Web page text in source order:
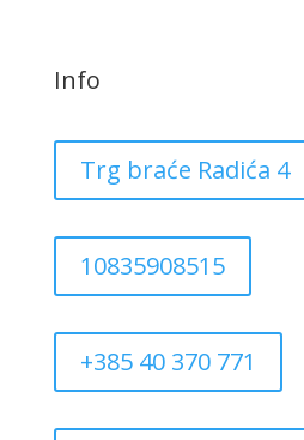
Info
Trg braće Radića 4
10835908515
+385 40 370 771